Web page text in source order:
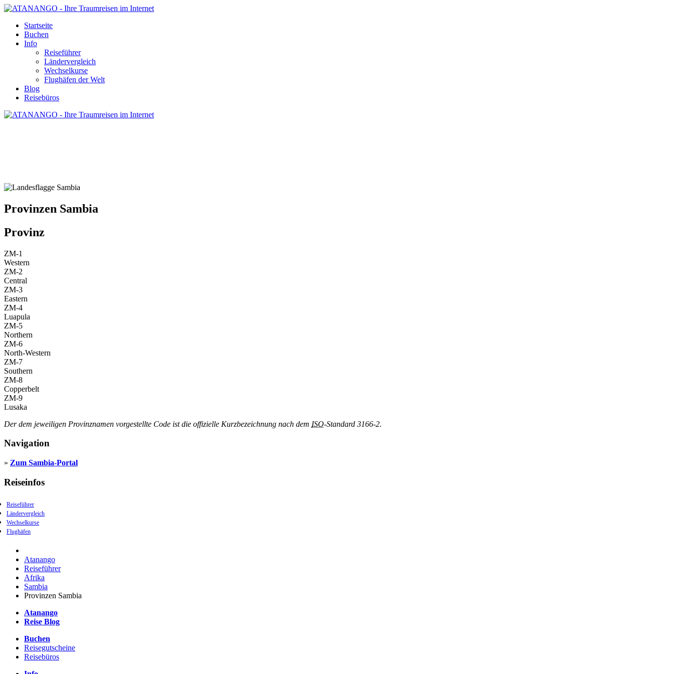
Startseite
Buchen
Info
Reiseführer
Ländervergleich
Wechselkurse
Flughäfen der Welt
Blog
Reisebüros
Provinzen Sambia
Provinz
ZM-1
Western
ZM-2
Central
ZM-3
Eastern
ZM-4
Luapula
ZM-5
Northern
ZM-6
North-Western
ZM-7
Southern
ZM-8
Copperbelt
ZM-9
Lusaka
Der dem jeweiligen Provinznamen vorgestellte Code ist die offizielle Kurzbezeichnung nach dem ISO-Standard 3166-2.
Navigation
» Zum Sambia-Portal
Reiseinfos
Reiseführer
Ländervergleich
Wechselkurse
Flughäfen
Atanango
Reiseführer
Afrika
Sambia
Provinzen Sambia
Atanango
Reise Blog
Buchen
Reisegutscheine
Reisebüros